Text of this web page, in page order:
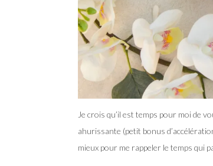
Je crois qu’il est temps pour moi de
ahurissante (petit bonus
mieux pour me rappeler le temps qui